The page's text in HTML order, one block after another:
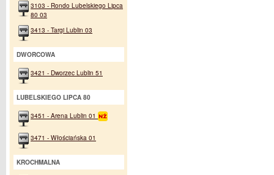
3103 - Rondo Lubelskiego Lipca
80 03
3413 - Targi Lublin 03
DWORCOWA
3421 - Dworzec Lublin 51
LUBELSKIEGO LIPCA 80
3451 - Arena Lublin 01
3471 - Włościańska 01
KROCHMALNA